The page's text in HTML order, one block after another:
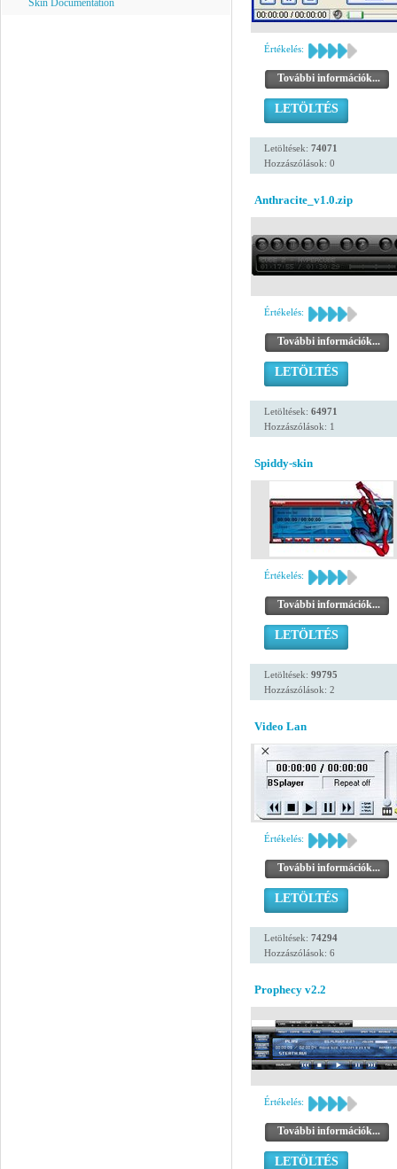
Skin Documentation
Értékelés:
További információk...
LETÖLTÉS
Letöltések: 74071
Hozzászólások: 0
Anthracite_v1.0.zip
Értékelés:
További információk...
LETÖLTÉS
Letöltések: 64971
Hozzászólások: 1
Spiddy-skin
Értékelés:
További információk...
LETÖLTÉS
Letöltések: 99795
Hozzászólások: 2
Video Lan
Értékelés:
További információk...
LETÖLTÉS
Letöltések: 74294
Hozzászólások: 6
Prophecy v2.2
Értékelés:
További információk...
LETÖLTÉS